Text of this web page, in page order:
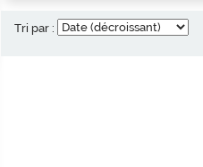
Tri par :